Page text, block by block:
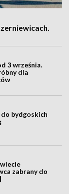
3 września.
dla
bydgoskich
zabrany do